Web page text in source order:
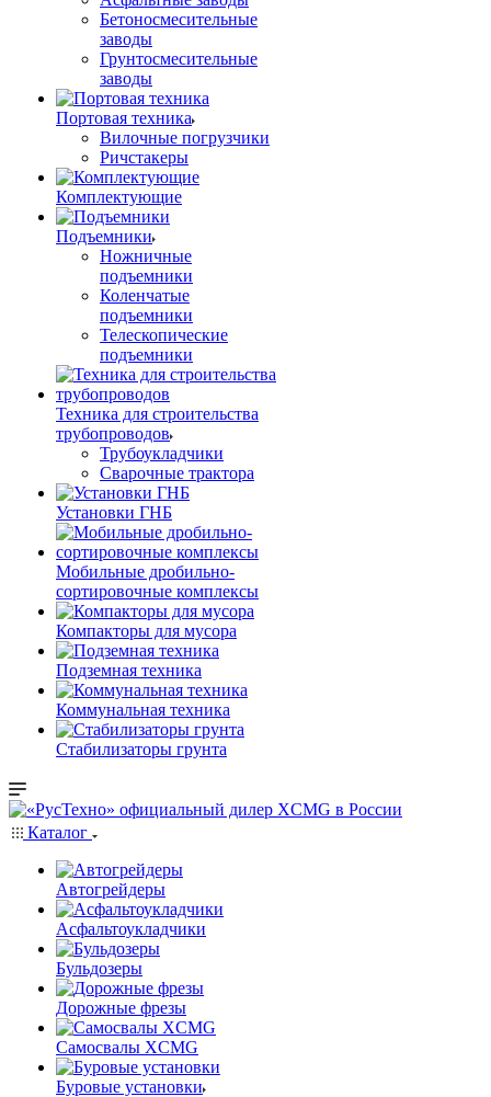
Бетоносмесительные
заводы
Грунтосмесительные
заводы
Портовая техника
Вилочные погрузчики
Ричстакеры
Комплектующие
Подъемники
Ножничные
подъемники
Коленчатые
подъемники
Телескопические
подъемники
Техника для строительства
трубопроводов
Трубоукладчики
Сварочные трактора
Установки ГНБ
Мобильные дробильно-
сортировочные комплексы
Компакторы для мусора
Подземная техника
Коммунальная техника
Стабилизаторы грунта
Каталог
Автогрейдеры
Асфальтоукладчики
Бульдозеры
Дорожные фрезы
Самосвалы XCMG
Буровые установки